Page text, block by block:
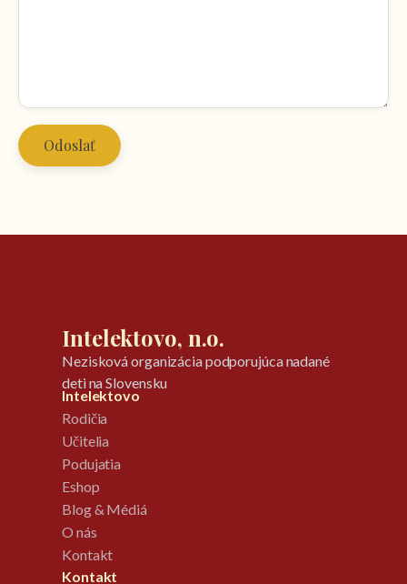
Intelektovo, n.o.
Nezisková organizácia podporujúca nadané
deti na Slovensku
Intelektovo
Rodičia
Učitelia
Podujatia
Eshop
Blog & Médiá
O nás
Kontakt
Kontakt